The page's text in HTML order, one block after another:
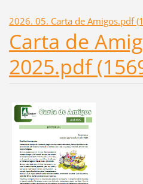
2026. 05. Carta de Amigos.pdf
Carta de
2025.pdf